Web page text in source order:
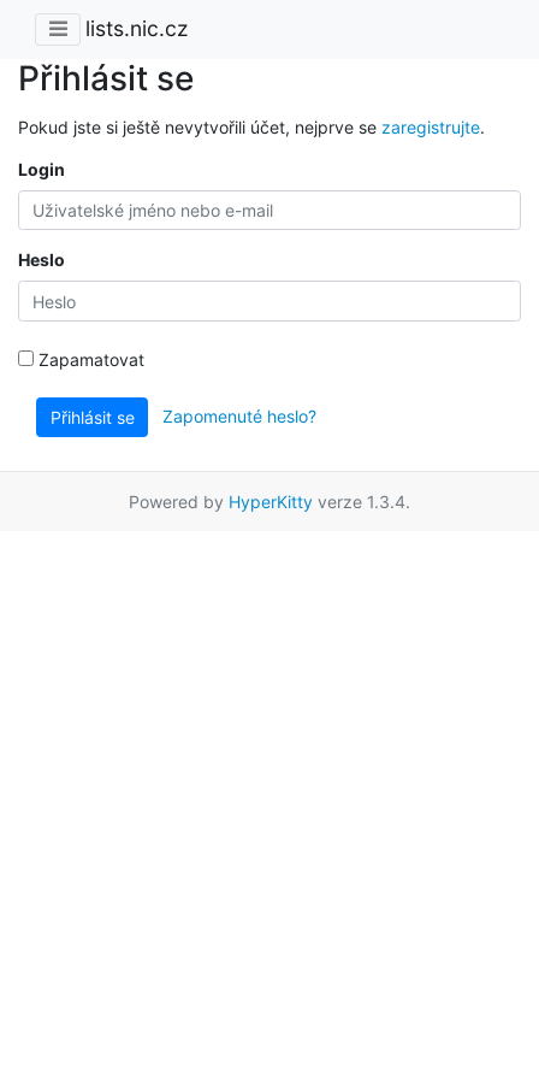
lists.nic.cz
Přihlásit se
Pokud jste si ještě nevytvořili účet, nejprve se zaregistrujte.
Login
Heslo
Zapamatovat
Přihlásit se Zapomenuté heslo?
Powered by HyperKitty verze 1.3.4.